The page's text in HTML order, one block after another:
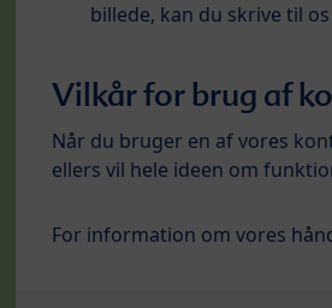
billede, kan du skrive til
Vilkår for brug af
Når du bruger en af vores
ellers vil hele ideen om
For information om vores